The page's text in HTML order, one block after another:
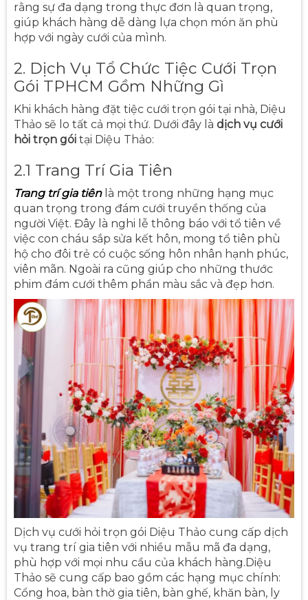
rằng sự đa dạng trong thực đơn là quan trọng,
giúp khách hàng dễ dàng lựa chọn món ăn phù
hợp với ngày cưới của mình.
2. Dịch Vụ Tổ Chức Tiệc Cưới Trọn
Gói TPHCM Gồm Những Gì
Khi khách hàng đặt tiệc cưới trọn gói tại nhà, Diệu
Thảo sẽ lo tất cả mọi thứ. Dưới đây là dịch vụ cưới
hỏi trọn gói tại Diệu Thảo:
2.1 Trang Trí Gia Tiên
Trang trí gia tiênlà một trong những hạng mục
quan trọng trong đám cưới truyền thống của
người Việt. Đây là nghi lễ thông báo với tổ tiên về
việc con cháu sắp sửa kết hôn, mong tổ tiên phù
hộ cho đôi trẻ có cuộc sống hôn nhân hạnh phúc,
viên mãn. Ngoài ra cũng giúp cho những thước
phim đám cưới thêm phần màu sắc và đẹp hơn.
Dịch vụ cưới hỏi trọn gói Diệu Thảo cung cấp dịch
vụ trang trí gia tiên với nhiều mẫu mã đa dạng,
phù hợp với mọi nhu cầu của khách hàng.Diệu
Thảo sẽ cung cấp bao gồm các hạng mục chính:
Cổng hoa, bàn thờ gia tiên, bàn ghế, khăn bàn, ly